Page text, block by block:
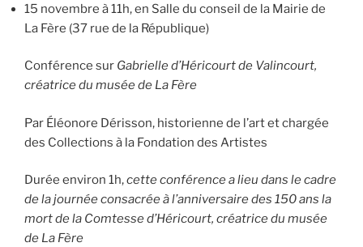
15 novembre à 11h, en Salle du conseil de la Mairie de
La Fère (37 rue de la République)
Conférence sur Gabrielle d’Héricourt de Valincourt,
créatrice du musée de La Fère
Par Éléonore Dérisson, historienne de l’art et chargée
des Collections à la Fondation des Artistes
Durée environ 1h,cette conférence a lieu dans le cadre
de la journée consacrée à l’anniversaire des 150 ans la
mort de la Comtesse d’Héricourt, créatrice du musée
de La Fère